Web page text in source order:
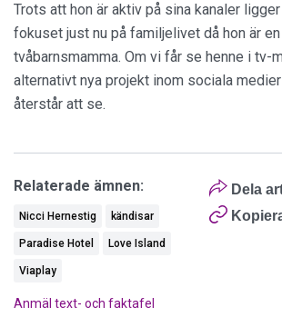
Trots att hon är aktiv på sina kanaler
fokuset just nu på familjelivet då hon är
tvåbarnsmamma. Om vi får se henne i tv-
alternativt nya projekt inom sociala
återstår att se.
Dela
Relaterade ämnen:
Nicci Hernestig kändisar
Paradise Hotel Love Island
Viaplay
Anmäl text- och faktafel